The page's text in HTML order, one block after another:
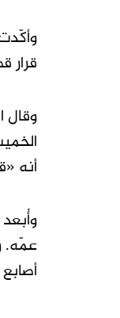
قرار
وقال
أنه «قد
عمّه.